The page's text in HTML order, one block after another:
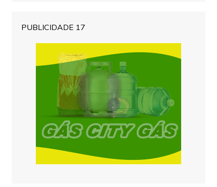
PUBLICIDADE 17